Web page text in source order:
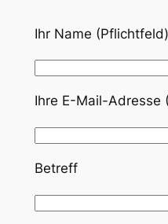
Ihr Name (Pflichtfeld)
Ihre E-Mail-Adresse
Betreff